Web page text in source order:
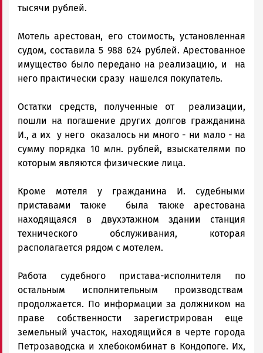
тысячи рублей.
Мотель арестован, его стоимость, установленная
судом, составила 5 988 624 рублей. Арестованное
имущество было передано на реализацию, и на
него практически сразу нашелся покупатель.
Остатки средств, полученные от реализации,
пошли на погашение других долгов гражданина
И., а их у него оказалось ни много - ни мало - на
сумму порядка 10 млн. рублей, взыскателями по
которым являются физические лица.
Кроме мотеля у гражданина И. судебными
приставами также была также арестована
находящаяся в двухэтажном здании станция
технического обслуживания, которая
располагается рядом с мотелем.
Работа судебного пристава-исполнителя по
остальным исполнительным производствам
продолжается. По информации за должником на
праве собственности зарегистрирован еще
земельный участок, находящийся в черте города
Петрозаводска и хлебокомбинат в Кондопоге. Их,